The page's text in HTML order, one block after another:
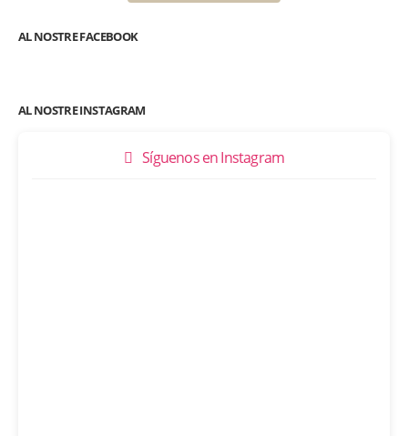
AL NOSTRE FACEBOOK
AL NOSTRE INSTAGRAM
Síguenos en Instagram